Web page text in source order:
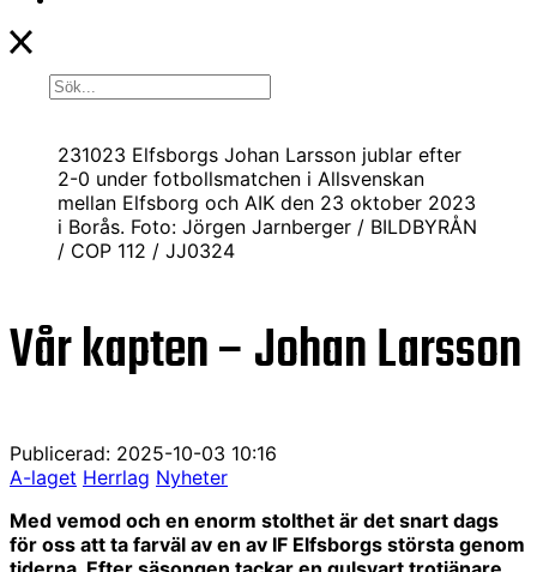
231023 Elfsborgs Johan Larsson jublar efter
2-0 under fotbollsmatchen i Allsvenskan
mellan Elfsborg och AIK den 23 oktober 2023
i Borås. Foto: Jörgen Jarnberger / BILDBYRÅN
/ COP 112 / JJ0324
Vår kapten – Johan Larsson
Publicerad: 2025-10-03 10:16
A-laget Herrlag Nyheter
Med vemod och en enorm stolthet är det snart dags
för oss att ta farväl av en av IF Elfsborgs största genom